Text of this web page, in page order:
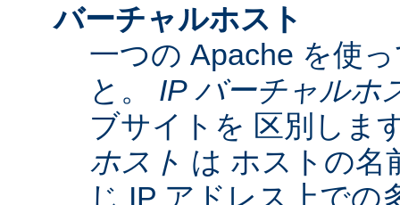
バーチャルホスト
一つの Apache を使
と。 IP バーチャルホ
ブサイトを 区別しま
ホスト は ホストの名
じ IP アドレス上で